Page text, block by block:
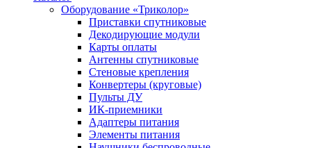
Оборудование «Триколор»
Приставки спутниковые
Декодирующие модули
Карты оплаты
Антенны спутниковые
Стеновые крепления
Конвертеры (круговые)
Пульты ДУ
ИК-приемники
Адаптеры питания
Элементы питания